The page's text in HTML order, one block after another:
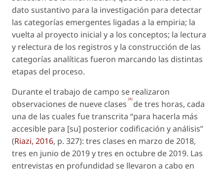
dato sustantivo para la investigación para detectar
las categorías emergentes ligadas a la empiria; la
vuelta al proyecto inicial y a los conceptos; la lectura
y relectura de los registros y la construcción de las
categorías analíticas fueron marcando las distintas
etapas del proceso.
Durante el trabajo de campo se realizaron
observaciones de nueve clases [4] de tres horas, cada
una de las cuales fue transcrita “para hacerla más
accesible para [su] posterior codificación y análisis”
(Riazi, 2016, p. 327): tres clases en marzo de 2018,
tres en junio de 2019 y tres en octubre de 2019. Las
entrevistas en profundidad se llevaron a cabo en